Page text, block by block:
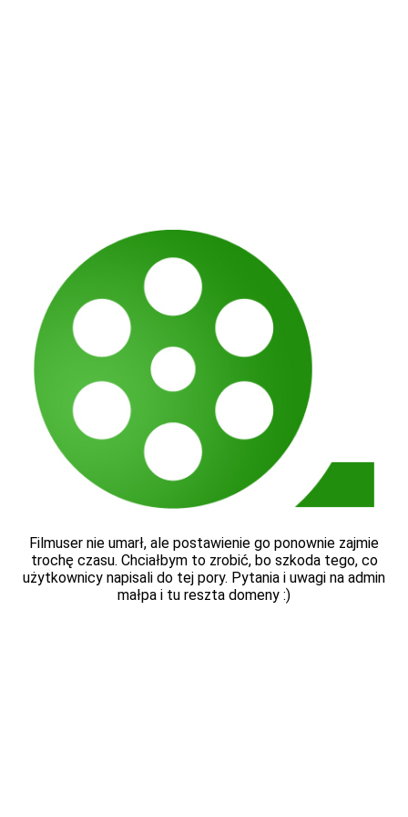
Filmuser nie umarł, ale postawienie go ponownie zajmie
trochę czasu. Chciałbym to zrobić, bo szkoda tego, co
użytkownicy napisali do tej pory. Pytania i uwagi na admin
małpa i tu reszta domeny :)